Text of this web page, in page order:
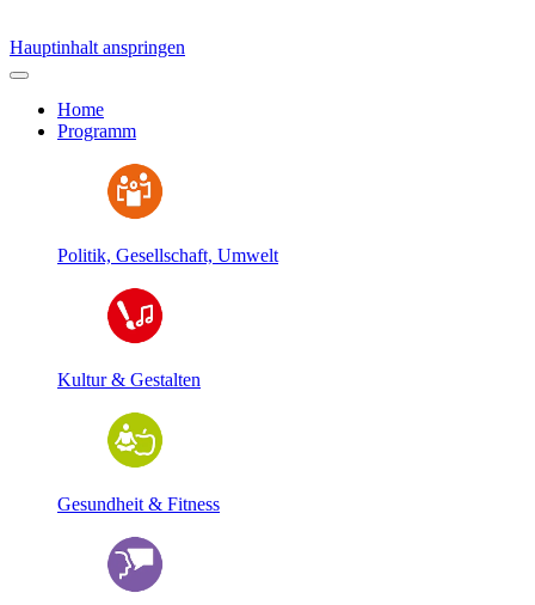
Hauptinhalt anspringen
Home
Programm
Politik, Gesellschaft, Umwelt
Kultur & Gestalten
Gesundheit & Fitness